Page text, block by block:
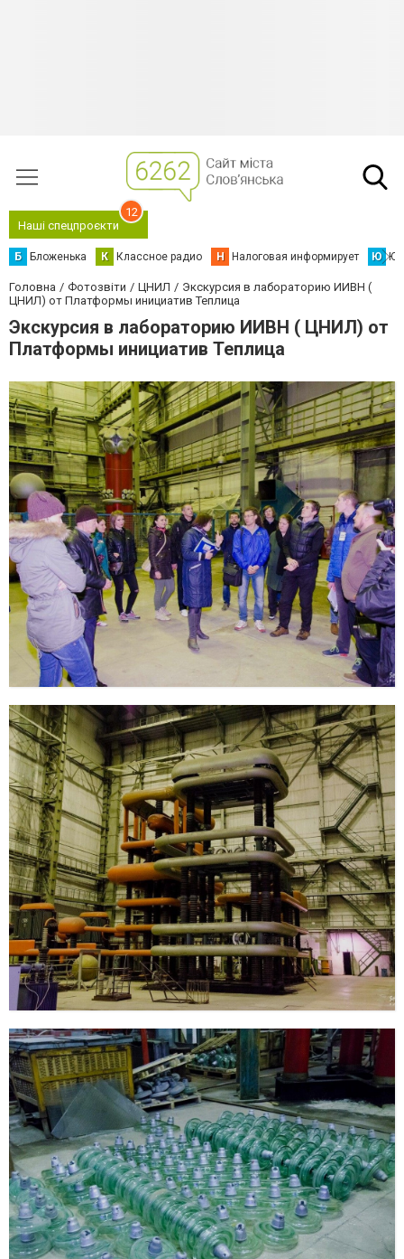
Наші спецпроєкти
12
Б Бложенька К Классное радио Н Налоговая информирует Ю
Головна Фотозвіти ЦНИЛ
Экскурсия в лабораторию ИИВН (
ЦНИЛ) от Платформы инициатив Теплица
Экскурсия в лабораторию ИИВН ( ЦНИЛ) от
Платформы инициатив Теплица